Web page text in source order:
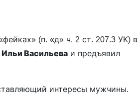
(п. «д» ч. 2 ст. 207.3 УК) в
Ильи Васильева и предъявил
интересы мужчины.